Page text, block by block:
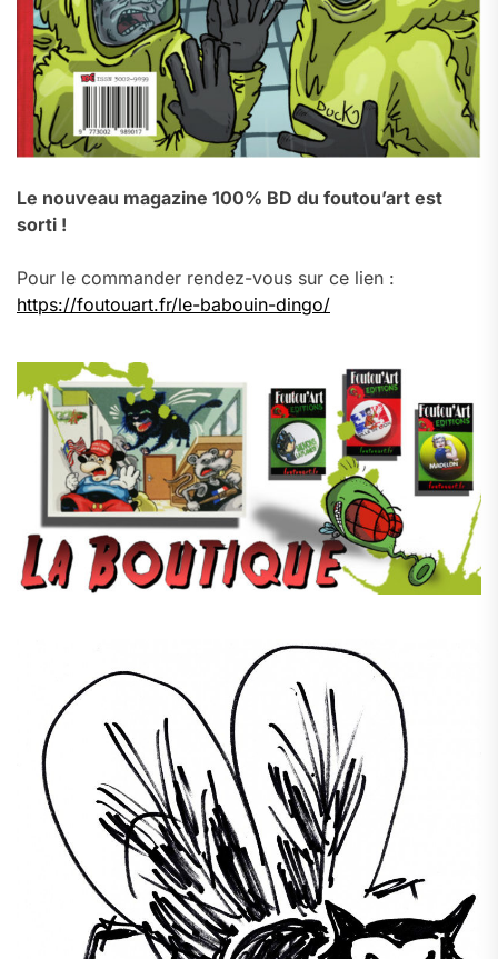
Le nouveau magazine 100% BD du foutou’art est
sorti !
Pour le commander rendez-vous sur ce lien :
https://foutouart.fr/le-babouin-dingo/